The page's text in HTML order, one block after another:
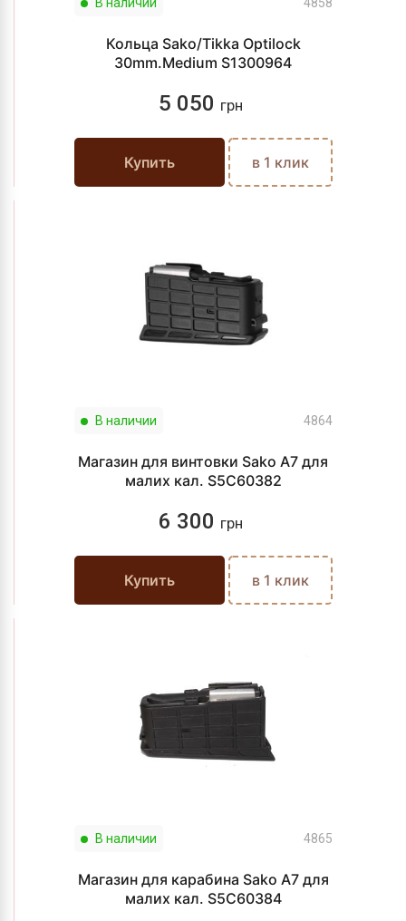
Кольца Sako/Tikka Optilock
30mm.Medium S1300964
5 050 грн
Купить в 1 клик
В наличии 4864
Магазин для винтовки Sako A7 для
малих кал. S5C60382
6 300 грн
Купить в 1 клик
В наличии 4865
Магазин для карабина Sako A7 для
малих кал. S5C60384